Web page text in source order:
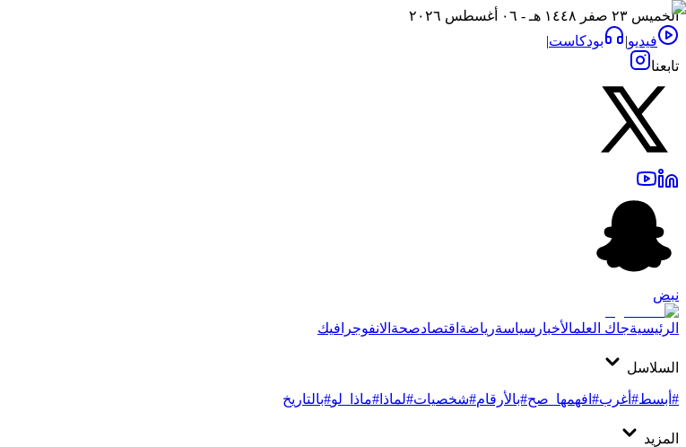
الخميس ٢٣ صفر ١٤٤٨ هـ - ٠٦ أغسطس ٢٠٢٦
فيديو| بودكاست|
تابعنا
نبض
الرئيسيةجاك العلمالأخبار سياسةرياضة اقتصادصحة الانفوجرافيك
السلاسل
#أبسط#أغرب#افهمها_صح#بالأرقام#شخصيات#لماذا #ماذا_لو#بالتاريخ
المزيد